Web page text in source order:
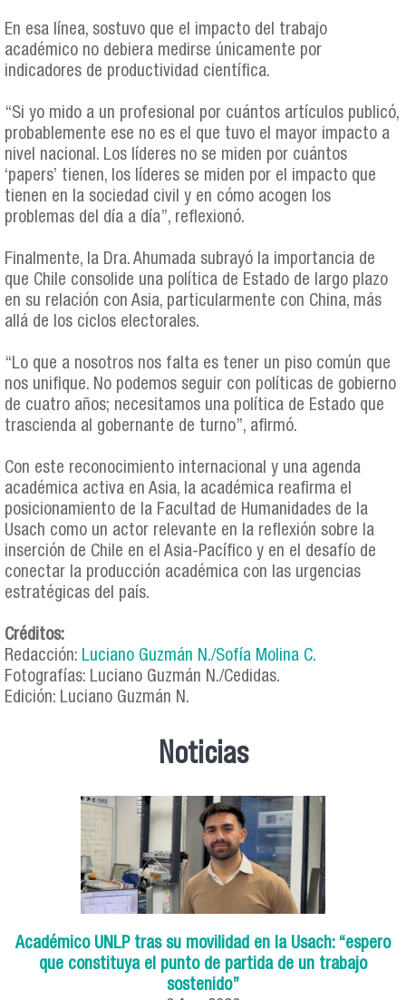
En esa línea, sostuvo que el impacto del trabajo
académico no debiera medirse únicamente por
indicadores de productividad científica.
“Si yo mido a un profesional por cuántos artículos publicó,
probablemente ese no es el que tuvo el mayor impacto a
nivel nacional. Los líderes no se miden por cuántos
‘papers’ tienen, los líderes se miden por el impacto que
tienen en la sociedad civil y en cómo acogen los
problemas del día a día”, reflexionó.
Finalmente, la Dra. Ahumada subrayó la importancia de
que Chile consolide una política de Estado de largo plazo
en su relación con Asia, particularmente con China, más
allá de los ciclos electorales.
“Lo que a nosotros nos falta es tener un piso común que
nos unifique. No podemos seguir con políticas de gobierno
de cuatro años; necesitamos una política de Estado que
trascienda al gobernante de turno”, afirmó.
Con este reconocimiento internacional y una agenda
académica activa en Asia, la académica reafirma el
posicionamiento de la Facultad de Humanidades de la
Usach como un actor relevante en la reflexión sobre la
inserción de Chile en el Asia-Pacífico y en el desafío de
conectar la producción académica con las urgencias
estratégicas del país.
Créditos:
Redacción: Luciano Guzmán N./Sofía Molina C.
Fotografías: Luciano Guzmán N./Cedidas.
Edición: Luciano Guzmán N.
Noticias
Académico UNLP tras su movilidad en la Usach: “espero
que constituya el punto de partida de un trabajo
sostenido”